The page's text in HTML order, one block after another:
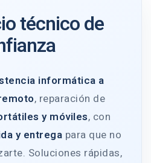
técnico de
informática a
, reparación de
y móviles, con
y entrega para que no
Soluciones rápidas,